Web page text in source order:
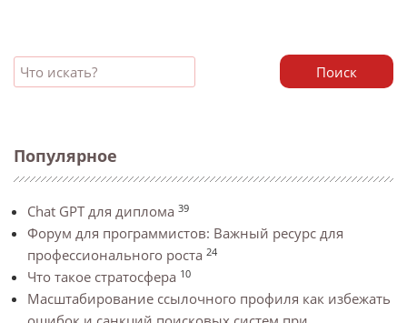
Поиск
Популярное
Chat GPT для диплома 39
Форум для программистов: Важный ресурс для
профессионального роста 24
Что такое стратосфера 10
Масштабирование ссылочного профиля как избежать